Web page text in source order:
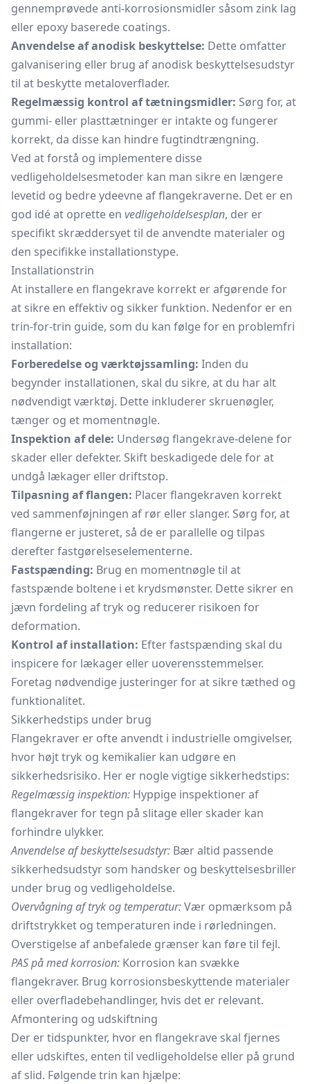
gennemprøvede anti-korrosionsmidler såsom zink lag
eller epoxy baserede coatings.
Anvendelse af anodisk beskyttelse: Dette omfatter
galvanisering eller brug af anodisk beskyttelsesudstyr
til at beskytte metaloverflader.
Regelmæssig kontrol af tætningsmidler: Sørg for, at
gummi- eller plasttætninger er intakte og fungerer
korrekt, da disse kan hindre fugtindtrængning.
Ved at forstå og implementere disse
vedligeholdelsesmetoder kan man sikre en længere
levetid og bedre ydeevne af flangekraverne. Det er en
god idé at oprette en vedligeholdelsesplan, der er
specifikt skræddersyet til de anvendte materialer og
den specifikke installationstype.
Installationstrin
At installere en flangekrave korrekt er afgørende for
at sikre en effektiv og sikker funktion. Nedenfor er en
trin-for-trin guide, som du kan følge for en problemfri
installation:
Forberedelse og værktøjssamling: Inden du
begynder installationen, skal du sikre, at du har alt
nødvendigt værktøj. Dette inkluderer skruenøgler,
tænger og et momentnøgle.
Inspektion af dele: Undersøg flangekrave-delene for
skader eller defekter. Skift beskadigede dele for at
undgå lækager eller driftstop.
Tilpasning af flangen: Placer flangekraven korrekt
ved sammenføjningen af rør eller slanger. Sørg for, at
flangerne er justeret, så de er parallelle og tilpas
derefter fastgørelseselementerne.
Fastspænding: Brug en momentnøgle til at
fastspænde boltene i et krydsmønster. Dette sikrer en
jævn fordeling af tryk og reducerer risikoen for
deformation.
Kontrol af installation: Efter fastspænding skal du
inspicere for lækager eller uoverensstemmelser.
Foretag nødvendige justeringer for at sikre tæthed og
funktionalitet.
Sikkerhedstips under brug
Flangekraver er ofte anvendt i industrielle omgivelser,
hvor højt tryk og kemikalier kan udgøre en
sikkerhedsrisiko. Her er nogle vigtige sikkerhedstips:
Regelmæssig inspektion: Hyppige inspektioner af
flangekraver for tegn på slitage eller skader kan
forhindre ulykker.
Anvendelse af beskyttelsesudstyr: Bær altid passende
sikkerhedsudstyr som handsker og beskyttelsesbriller
under brug og vedligeholdelse.
Overvågning af tryk og temperatur:Vær opmærksom på
driftstrykket og temperaturen inde i rørledningen.
Overstigelse af anbefalede grænser kan føre til fejl.
PAS på med korrosion: Korrosion kan svække
flangekraver. Brug korrosionsbeskyttende materialer
eller overfladebehandlinger, hvis det er relevant.
Afmontering og udskiftning
Der er tidspunkter, hvor en flangekrave skal fjernes
eller udskiftes, enten til vedligeholdelse eller på grund
af slid. Følgende trin kan hjælpe: